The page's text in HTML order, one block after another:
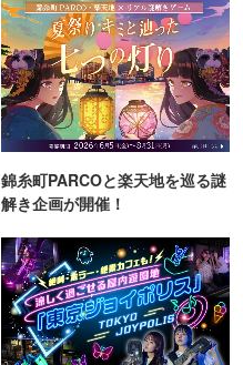
錦糸町PARCOと楽天地を巡る謎
解き企画が開催！